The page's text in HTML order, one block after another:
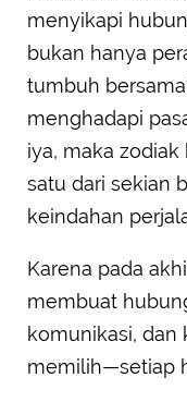
menyikapi
bukan hanya
tumbuh
menghadapi
iya, maka
satu dari sekian
keindahan
Karena pada
membuat
komunikasi, dan
memilih—setiap